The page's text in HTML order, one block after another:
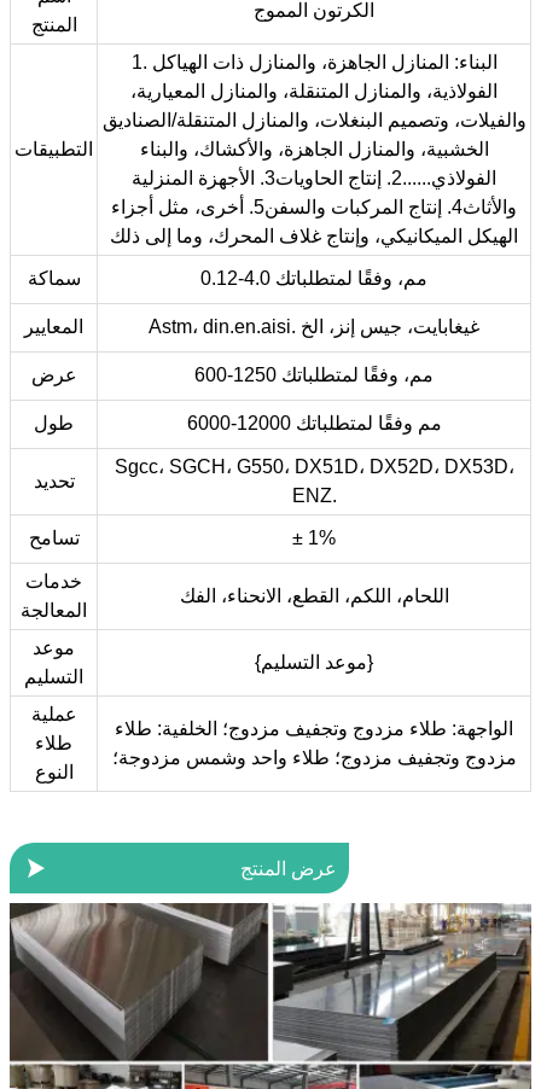
المنتج
الكرتون المموج
التطبيقات
1. البناء: المنازل الجاهزة، والمنازل ذات الهياكل
الفولاذية، والمنازل المتنقلة، والمنازل المعيارية،
والفيلات، وتصميم البنغلات، والمنازل المتنقلة/الصناديق
الخشبية، والمنازل الجاهزة، والأكشاك، والبناء
الفولاذي......2. إنتاج الحاويات3. الأجهزة المنزلية
والأثاث4. إنتاج المركبات والسفن5. أخرى، مثل أجزاء
الهيكل الميكانيكي، وإنتاج غلاف المحرك، وما إلى ذلك
سماكة 0.12-4.0 مم، وفقًا لمتطلباتك
المعايير Astm، din.en.aisi. غيغابايت، جيس إنز، الخ
عرض 600-1250 مم، وفقًا لمتطلباتك
طول 6000-12000 مم وفقًا لمتطلباتك
تحديد
Sgcc، SGCH، G550، DX51D، DX52D، DX53D،
ENZ.
تسامح ± 1%
خدمات
المعالجة
اللحام، اللكم، القطع، الانحناء، الفك
موعد
التسليم
{موعد التسليم}
عملية
طلاء
النوع
الواجهة: طلاء مزدوج وتجفيف مزدوج؛ الخلفية: طلاء
مزدوج وتجفيف مزدوج؛ طلاء واحد وشمس مزدوجة؛
 عرض المنتج